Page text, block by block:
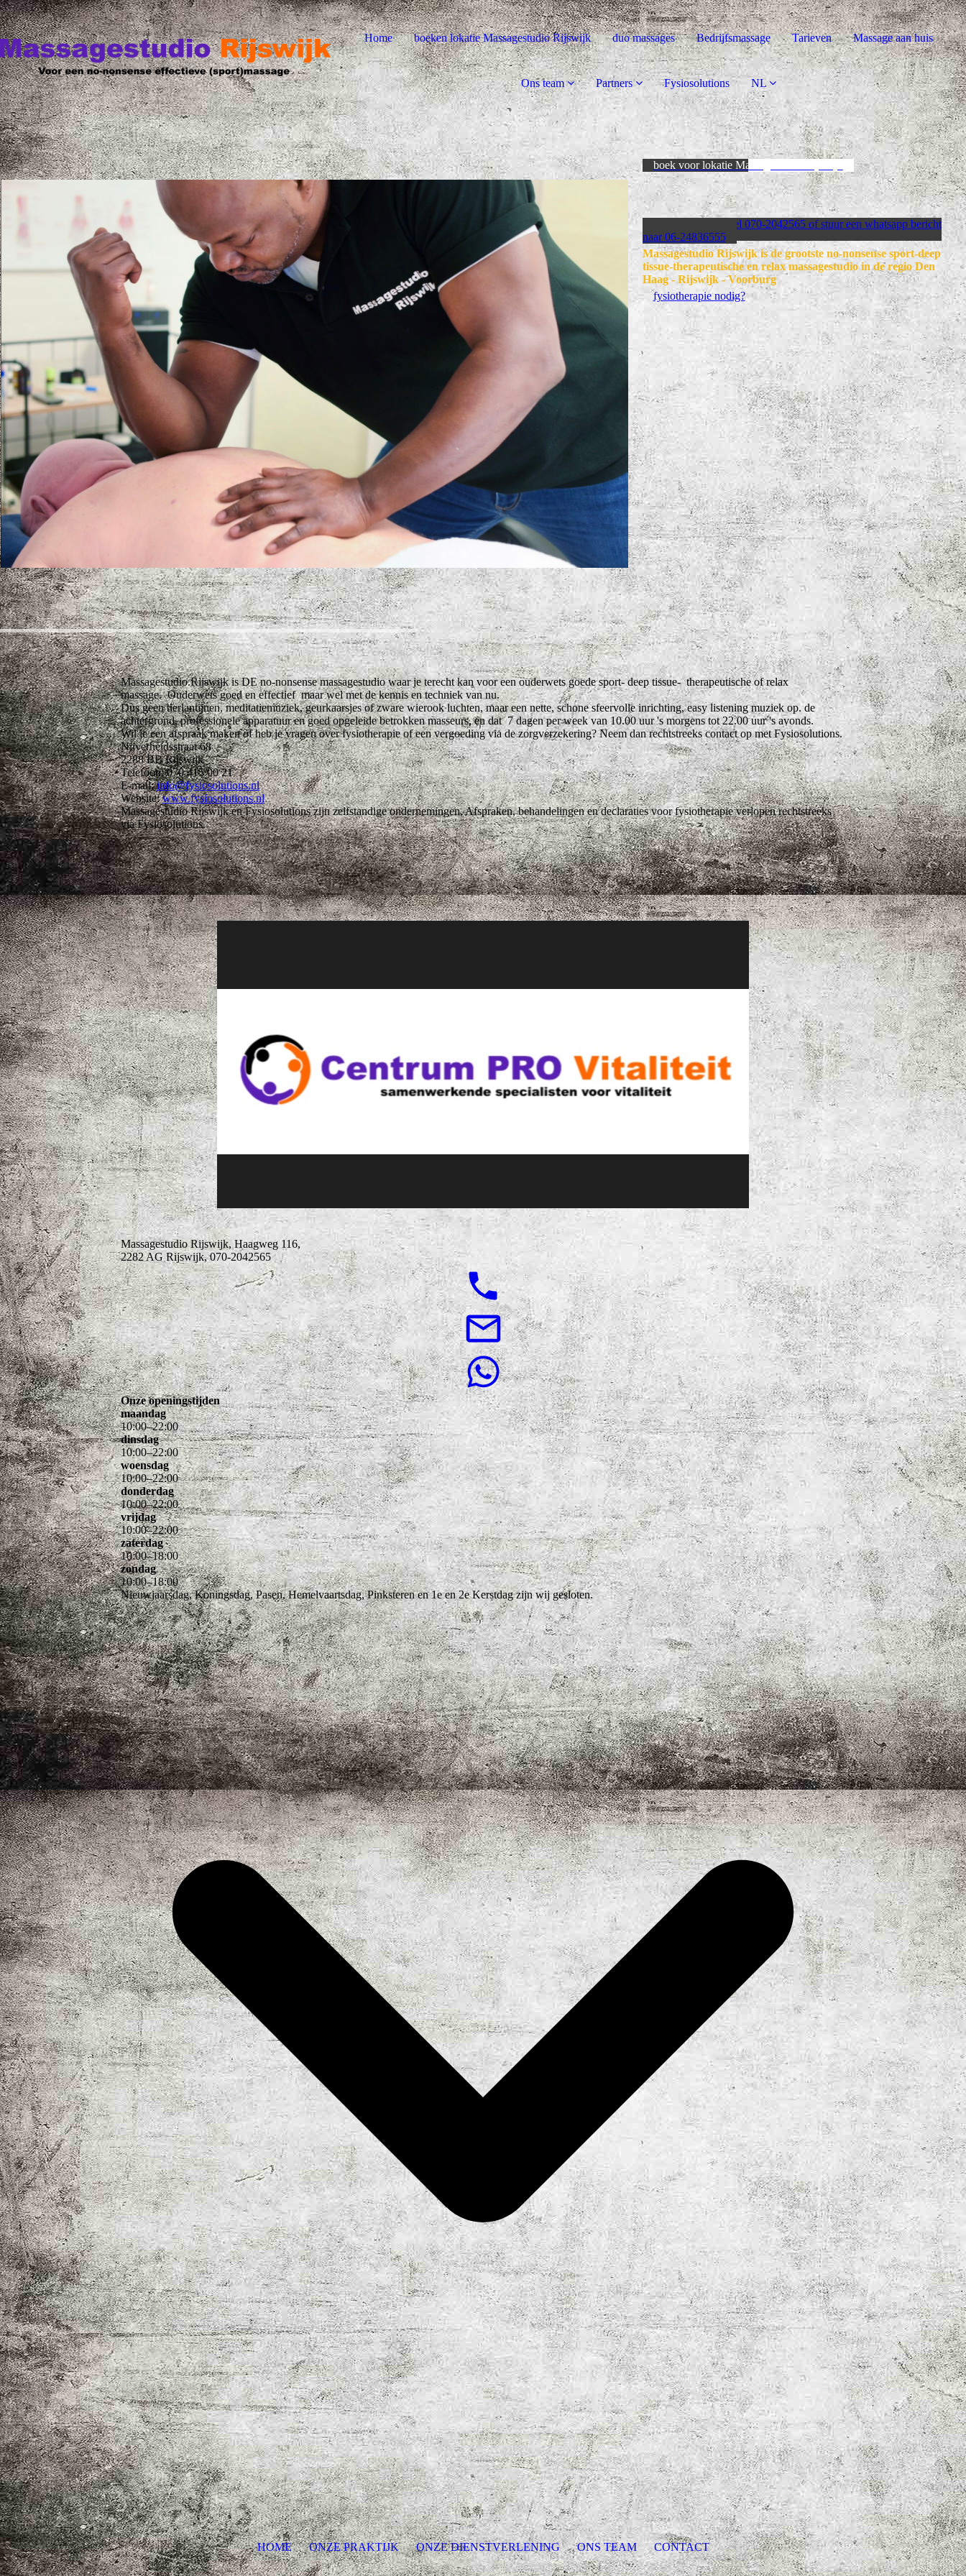
Home boeken lokatie Massagestudio Rijswijk duo massages Bedrijfsmassage Tarieven Massage aan huis
Ons team Partners Fysiosolutions NL
boek voor lokatie Massagestudio Rijswijk
DUO massage? bel 070-2042565 of stuur een whatsapp bericht
naar 06-24836555
Massagestudio Rijswijk is de grootste no-nonsense sport-deep
tissue-therapeutische en relax massagestudio in de regio Den
Haag - Rijswijk - Voorburg
fysiotherapie nodig?
Massagestudio.Rijswijk is DE no-nonsense massagestudio waar je terecht kan voor een ouderwets goede sport- deep tissue- therapeutische of relax
massage. Ouderwets goed en effectief maar wel met de kennis en techniek van nu.
Dus geen tierlantijnen, meditatiemuziek, geurkaarsjes of zware wierook luchten, maar een nette, schone sfeervolle inrichting, easy listening muziek op. de
achtergrond, professionele apparatuur en goed opgeleide betrokken masseurs, en dat 7 dagen per week van 10.00 uur 's morgens tot 22.00 uur 's avonds.
Wil je een afspraak maken of heb je vragen over fysiotherapie of een vergoeding via de zorgverzekering? Neem dan rechtstreeks contact op met Fysiosolutions.
Nijverheidsstraat 68
2288 BB Rijswijk
Telefoon: 070 415 00 21
E-mail:info@fysiosolutions.nl
Website:www.fysiosolutions.nl
Massagestudio Rijswijk en Fysiosolutions zijn zelfstandige ondernemingen. Afspraken, behandelingen en declaraties voor fysiotherapie verlopen rechtstreeks
via Fysiosolutions.
Massagestudio Rijswijk, Haagweg 116,
2282 AG Rijswijk, 070-2042565
Onze openingstijden
maandag
10:00–22:00
dinsdag
10:00–22:00
woensdag
10:00–22:00
donderdag
10:00–22:00
vrijdag
10:00–22:00
zaterdag
10:00–18:00
zondag
10:00–18:00
Nieuwjaarsdag, Koningsdag, Pasen, Hemelvaartsdag, Pinksteren en 1e en 2e Kerstdag zijn wij gesloten.
HOME ONZE PRAKTIJK ONZE DIENSTVERLENING ONS TEAM CONTACT